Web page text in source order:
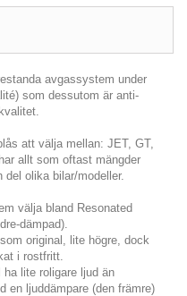
avgassystem under
som dessutom är anti-
att välja mellan: JET, GT,
allt som oftast mängder
del olika bilar/modeller.
välja bland Resonated
dämpad).
original, lite högre, dock
i rostfritt.
lite roligare ljud än
en ljuddämpare (den främre)